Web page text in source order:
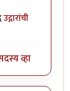
उद्गारांची
व्हा